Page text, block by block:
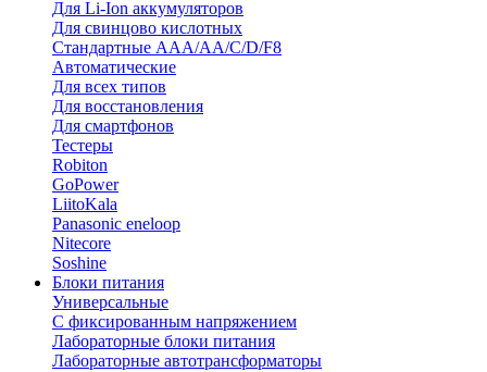
Для Li-Ion аккумуляторов
Для свинцово кислотных
Стандартные ААА/АА/С/D/F8
Автоматические
Для всех типов
Для восстановления
Для смартфонов
Тестеры
Robiton
GoPower
LiitoKala
Panasonic eneloop
Nitecore
Soshine
Блоки питания
Универсальные
C фиксированным напряжением
Лабораторные блоки питания
Лабораторные автотрансформаторы